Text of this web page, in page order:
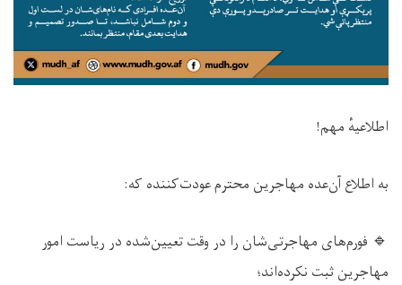
اطلاعیهٔ مهم!
به اطلاع آن‌عده مهاجرین محترم عودت‌کننده که:
🔹 فورم‌های مهاجرتی‌شان را در وقت تعیین‌شده در ریاست امور
مهاجرین ثبت نکرده‌اند؛